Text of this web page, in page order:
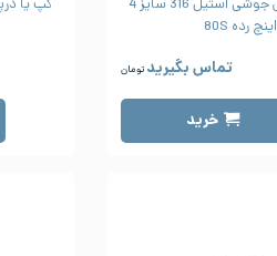
کپ یا درپوش جوشی استیل 316 سایز 4
اینچ رده 80S
تماس بگیرید تومان
خرید